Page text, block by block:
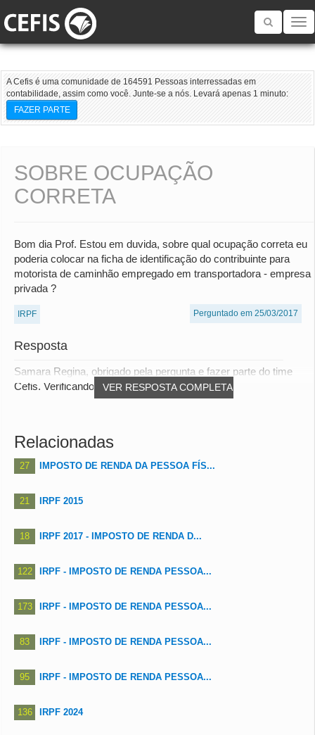
Toggle
A Cefis é uma comunidade de 164591 Pessoas interressadas em
contabilidade, assim como você. Junte-se a nós. Levará apenas 1 minuto:
FAZER PARTE
SOBRE OCUPAÇÃO
CORRETA
Bom dia Prof. Estou em duvida, sobre qual ocupação correta eu
poderia colocar na ficha de identificação do contribuinte para
motorista de caminhão empregado em transportadora - empresa
privada ?
IRPF Perguntado em 25/03/2017
Resposta
VER RESPOSTA COMPLETA
Samara Regina, obrigado pela pergunta e fazer parte do time
Cefis. Verificando as opções entendo que...
Relacionadas
27 IMPOSTO DE RENDA DA PESSOA FÍS...
21 IRPF 2015
18 IRPF 2017 - IMPOSTO DE RENDA D...
122 IRPF - IMPOSTO DE RENDA PESSOA...
173 IRPF - IMPOSTO DE RENDA PESSOA...
83 IRPF - IMPOSTO DE RENDA PESSOA...
95 IRPF - IMPOSTO DE RENDA PESSOA...
136 IRPF 2024